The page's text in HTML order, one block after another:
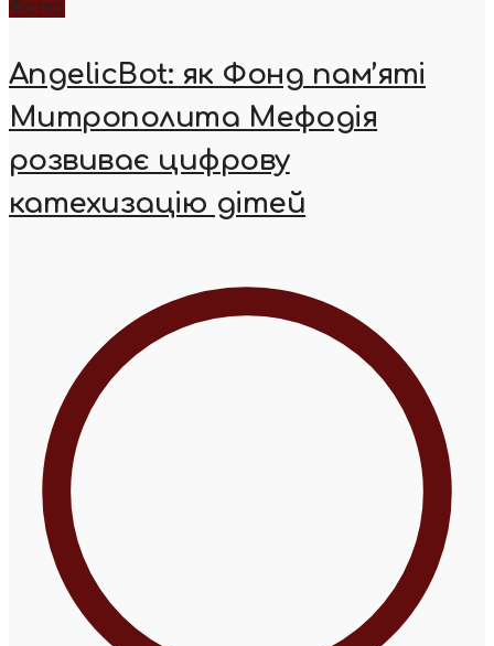
Фото
AngelicBot: як Фонд пам’яті
Митрополита Мефодія
розвиває цифрову
катехизацію дітей